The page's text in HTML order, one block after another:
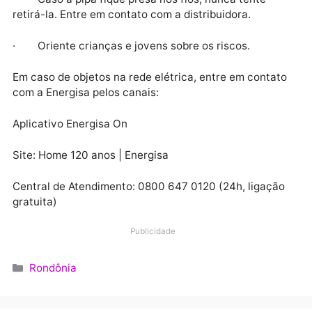
de qualquer estrutura de transmissão de energia.
Orientações de segurança:
· Nunca solte pipas próximo à rede elétrica.
· Evite usar linhas com cerol ou materiais
retirá-la. Entre em contato com a distribuidora.
com a Energisa pelos canais: